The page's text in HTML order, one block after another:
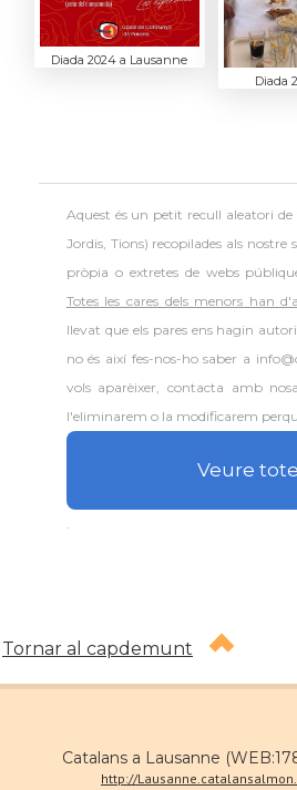
Diada 2024 a Lausanne
Diada
Aquest és un petit recull aleatori de
Jordis, Tions) recopilades als nostre
pròpia o extretes de webs
Totes les cares dels menors han
llevat que els pares ens hagin
no és així fes-nos-ho saber a
vols aparèixer, contacta amb
l'eliminarem o la modificarem
Veure
Tornar al capdemunt
Catalans a Lausanne
http://